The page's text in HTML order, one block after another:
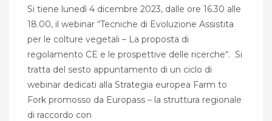
Si tiene lunedì 4 dicembre 2023, dalle ore 16.30 alle
18.00, il webinar “Tecniche di Evoluzione Assistita
per le colture vegetali – La proposta di
regolamento CE e le prospettive delle ricerche“. Si
tratta del sesto appuntamento di un ciclo di
webinar dedicati alla Strategia europea Farm to
Fork promosso da Europass – la struttura regionale
di raccordo con